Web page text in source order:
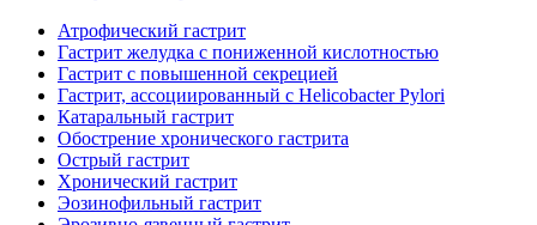
Атрофический гастрит
Гастрит желудка с пониженной кислотностью
Гастрит с повышенной секрецией
Гастрит, ассоциированный с Helicobacter Pylori
Катаральный гастрит
Обострение хронического гастрита
Острый гастрит
Хронический гастрит
Эозинофильный гастрит